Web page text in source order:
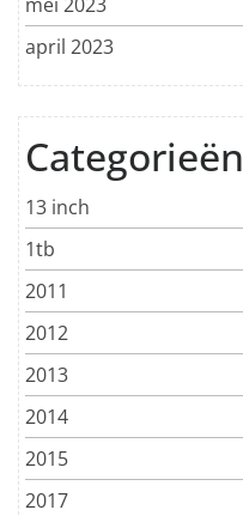
april 2023
Categorieën
13 inch
1tb
2011
2012
2013
2014
2015
2017